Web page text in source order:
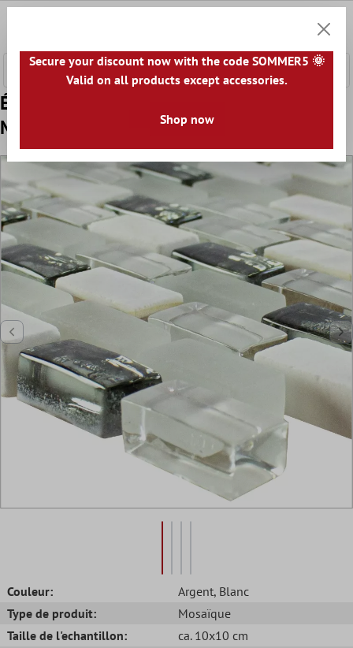
Panier
Échantillon Verre Pierre Naturelle Nacre
Mosaïque Admiral Blanc Argent
Couleur: Argent, Blanc
Type de produit:
Mosaïque
Taille de l'echantillon:
ca. 10x10 cm
Secure your discount now with the code SOMMER5 🌞
Valid on all products except accessories.
Shop now